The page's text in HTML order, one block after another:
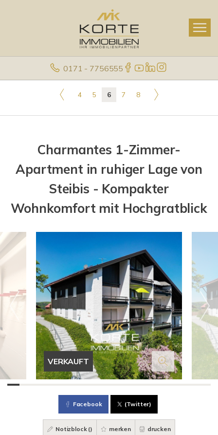
0171 - 7756555
4 5 6 7 8
Charmantes 1-Zimmer-
Apartment in ruhiger Lage von
Steibis - Kompakter
Wohnkomfort mit Hochgratblick
VERKAUFT
Facebook (Twitter)
Notizblock () merken drucken